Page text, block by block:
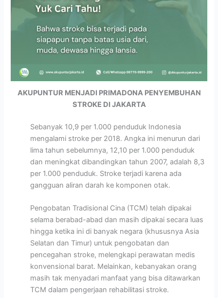
AKUPUNTUR MENJADI PRIMADONA PENYEMBUHAN
STROKE DI JAKARTA
Sebanyak 10,9 per 1.000 penduduk Indonesia
mengalami stroke per 2018. Angka ini menurun dari
lima tahun sebelumnya, 12,10 per 1.000 penduduk
dan meningkat dibandingkan tahun 2007, adalah 8,3
per 1.000 penduduk. Stroke terjadi karena ada
gangguan aliran darah ke komponen otak.
Pengobatan Tradisional Cina (TCM) telah dipakai
selama berabad-abad dan masih dipakai secara luas
hingga ketika ini di banyak negara (khususnya Asia
Selatan dan Timur) untuk pengobatan dan
pencegahan stroke, melengkapi perawatan medis
konvensional barat. Melainkan, kebanyakan orang
masih tak menyadari manfaat yang bisa ditawarkan
TCM dalam pengerjaan rehabilitasi stroke.